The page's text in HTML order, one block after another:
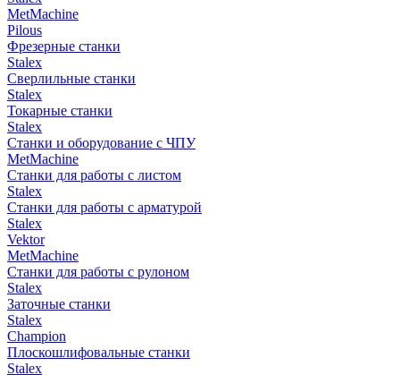
MetMachine
Pilous
Фрезерные станки
Stalex
Сверлильные станки
Stalex
Токарные станки
Stalex
Станки и оборудование с ЧПУ
MetMachine
Станки для работы с листом
Stalex
Станки для работы с арматурой
Stalex
Vektor
MetMachine
Станки для работы с рулоном
Stalex
Заточные станки
Stalex
Champion
Плоскошлифовальные станки
Stalex